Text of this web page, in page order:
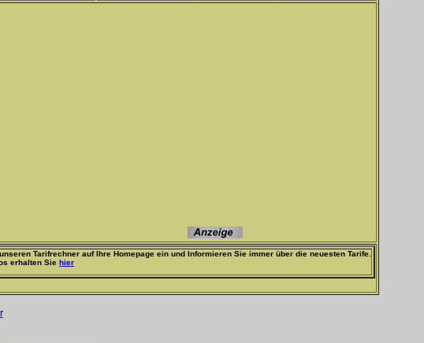
Tarifrechner auf Ihre Homepage ein und Informieren Sie immer über die neuesten Tarife.
erhalten Sie hier